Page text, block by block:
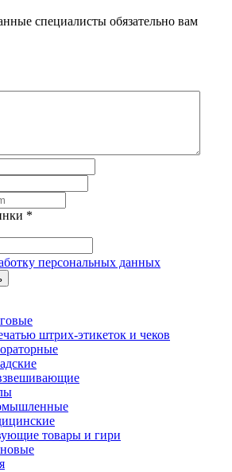
специалисты обязательно вам
*
персональных данных
штрих-этикеток и чеков
товары и гири